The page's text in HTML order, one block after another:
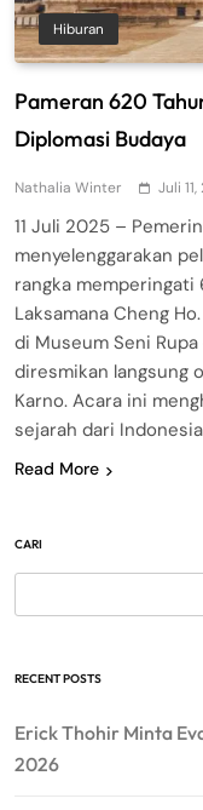
Hiburan
Pameran 620
Diplomasi Budaya
Nathalia Winter Juli
11 Juli 2025 –
menyelenggarakan
rangka memperingati
Laksamana Cheng
di Museum Seni
diresmikan langsung
Karno. Acara ini
sejarah dari
Read More
CARI
RECENT POSTS
Erick Thohir Minta
2026